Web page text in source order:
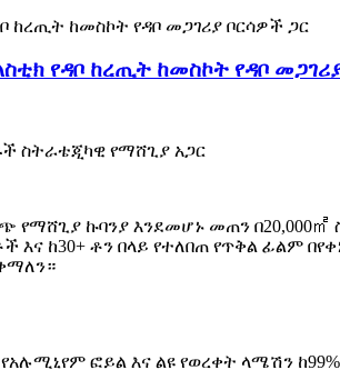
የዳቦ ከረጢት ከመስኮት የዳቦ
ስትራቴጂካዊ የማሸጊያ አጋር
የማሸጊያ ኩባንያ እንደመሆኑ መጠን
ከ30+ ቶን በላይ የተለበጠ የጥቅል ፊልም
ፎይል እና ልዩ የወረቀት ላሜሽን